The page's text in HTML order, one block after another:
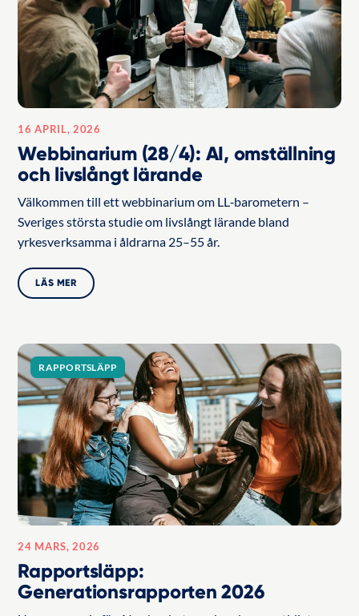
16 APRIL, 2026
Webbinarium (28/4): AI, omställning
och livslångt lärande
Välkommen till ett webbinarium om LL‑barometern –
Sveriges största studie om livslångt lärande bland
yrkesverksamma i åldrarna 25–55 år.
LÄS MER
RAPPORTSLÄPP
24 MARS, 2026
Rapportsläpp:
Generationsrapporten 2026